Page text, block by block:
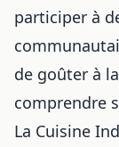
participer à
de goûter à
comprendre
La Cuisine